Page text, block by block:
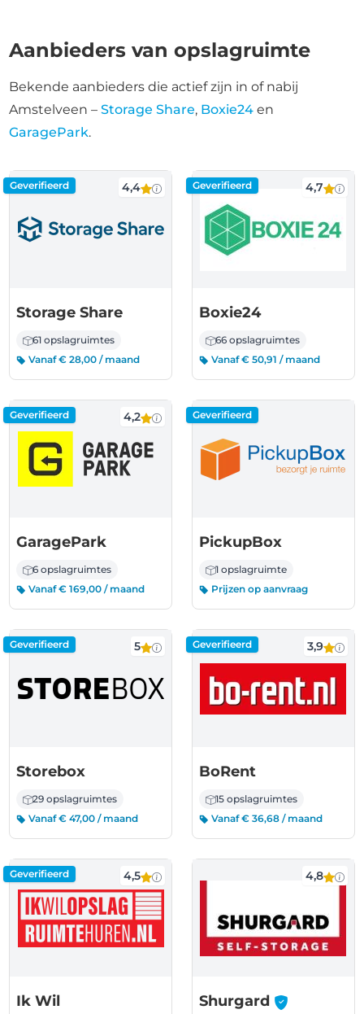
Aanbieders van opslagruimte
Bekende aanbieders die actief zijn in of nabij
Amstelveen –Storage Share, Boxie24 en
GaragePark.
Geverifieerd 4,4
Storage Share
61 opslagruimtes
Vanaf € 28,00 / maand
Geverifieerd 4,7
Boxie24
66 opslagruimtes
Vanaf € 50,91 / maand
Geverifieerd 4,2
GaragePark
6 opslagruimtes
Vanaf € 169,00 / maand
Geverifieerd
PickupBox
1 opslagruimte
Prijzen op aanvraag
Geverifieerd 5
Storebox
29 opslagruimtes
Vanaf € 47,00 / maand
Geverifieerd 3,9
BoRent
15 opslagruimtes
Vanaf € 36,68 / maand
Geverifieerd 4,5
Ik Wil
4,8
Shurgard -